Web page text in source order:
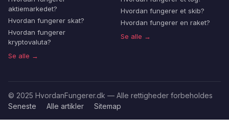
aktiemarkedet?
Hvordan fungerer skat?
Hvordan fungerer
kryptovaluta?
Se alle →
Hvordan fungerer et skib?
Hvordan fungerer en raket?
Se alle →
© 2025 HvordanFungerer.dk — Alle rettigheder forbeholdes
Seneste
Alle artikler Sitemap